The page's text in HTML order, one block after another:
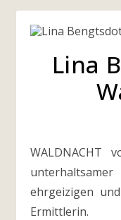
Lina
WALDNACHT von Lina Bengtdotter ist ein
ehrgeizigen
Ermittlerin.